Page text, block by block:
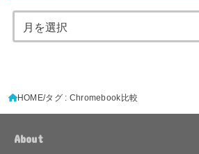
HOME タグ : Chromebook比較
About